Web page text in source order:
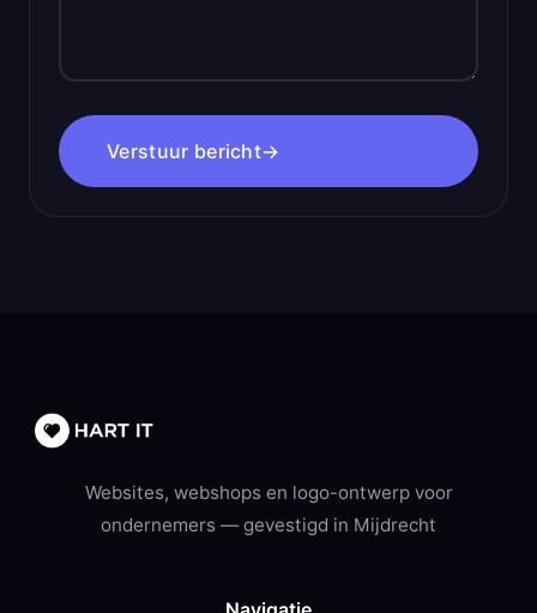
Verstuur bericht→
Websites, webshops en logo-ontwerp voor
ondernemers — gevestigd in Mijdrecht